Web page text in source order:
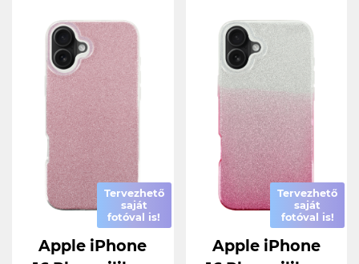
Tervezhető
saját
fotóval is!
Apple iPhone
Tervezhető
saját
fotóval is!
Apple iPhone